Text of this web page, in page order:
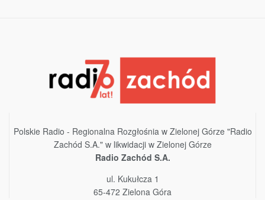
Polskie Radio - Regionalna Rozgłośnia w Zielonej Górze "Radio
Zachód S.A." w likwidacji w Zielonej Górze
Radio Zachód S.A.
ul. Kukułcza 1
65-472 Zielona Góra